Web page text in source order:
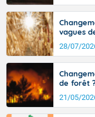
vagues
28/07/
de forêt
21/05/